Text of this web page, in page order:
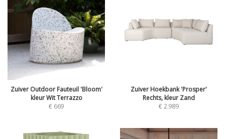
Zuiver Outdoor Fauteuil 'Bloom'
kleur Wit Terrazzo
€ 669
Zuiver Hoekbank 'Prosper'
Rechts, kleur Zand
€2.989